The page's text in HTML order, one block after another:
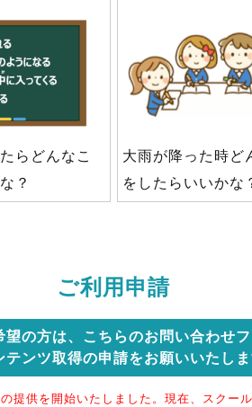
らどんなこ
？
大雨が降った時ど
をしたらいいかな
ご利用申請
望の方は、こちらのお問い合わせフ
テンツ取得の申請をお願いいたし
提供を開始いたしました。現在、スクー